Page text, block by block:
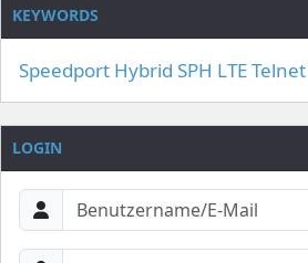
KEYWORDS
Speedport Hybrid SPH LTETelnet
LOGIN